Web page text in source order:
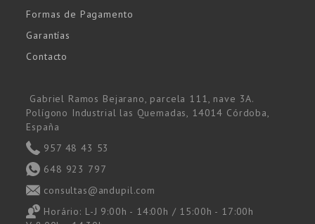
Formas de Pagamento
Garantías
Contacto
Gabriel Ramos Bejarano, parcela 111, nave 3A.
Polígono Industrial las Quemadas, 14014 Córdoba,
España
957 48 43 53
648 923 797
consultas@andupil.com
Horário: L-J 9:00h - 14:00h / 15:00h - 17:00h